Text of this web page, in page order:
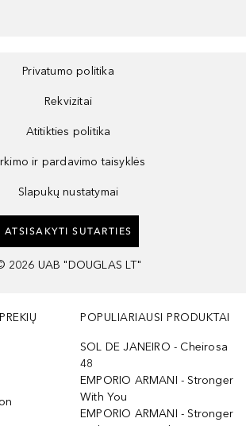
Privatumo politika
Rekvizitai
Atitikties politika
ir pardavimo taisyklės
Slapukų nustatymai
ATSISAKYTI SUTARTIES
2026 UAB "DOUGLAS LT"
POPULIARIAUSI PRODUKTAI
SOL DE JANEIRO - Cheirosa
48
EMPORIO ARMANI - Stronger
With You
EMPORIO ARMANI - Stronger